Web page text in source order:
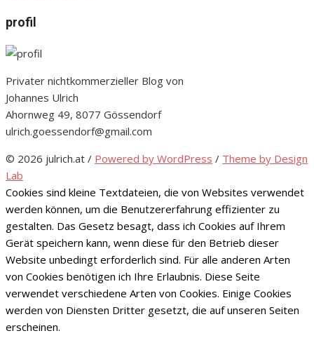
profil
Privater nichtkommerzieller Blog von
Johannes Ulrich
Ahornweg 49, 8077 Gössendorf
ulrich.goessendorf@gmail.com
© 2026 julrich.at / Powered by WordPress / Theme by Design
Lab
Cookies sind kleine Textdateien, die von Websites verwendet
werden können, um die Benutzererfahrung effizienter zu
gestalten. Das Gesetz besagt, dass ich Cookies auf Ihrem
Gerät speichern kann, wenn diese für den Betrieb dieser
Website unbedingt erforderlich sind. Für alle anderen Arten
von Cookies benötigen ich Ihre Erlaubnis. Diese Seite
verwendet verschiedene Arten von Cookies. Einige Cookies
werden von Diensten Dritter gesetzt, die auf unseren Seiten
erscheinen.